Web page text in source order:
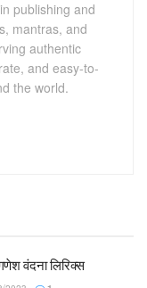
publishing and
mantras, and
authentic
and easy-to-
the world.
वंदना लिरिक्स